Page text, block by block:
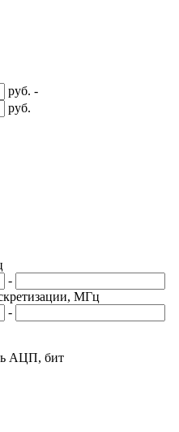
руб. -
руб.
-
МГц
-
АЦП, бит